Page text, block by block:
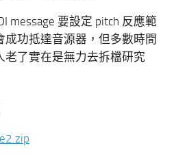
message 要設定 pitch 反應範
成功抵達音源器，但多數時間
了實在是無力去拆檔研究